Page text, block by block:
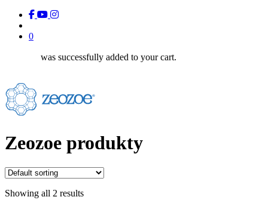
facebook
youtubeinstagram
tiktok
0
was successfully added to your cart.
Zeozoe produkty
Showing all 2 results